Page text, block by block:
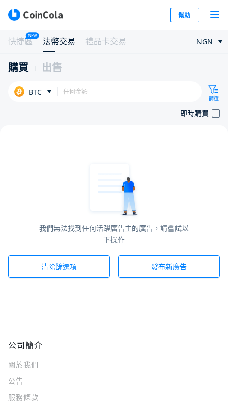
幫助
快捷區
NEW
法幣交易 禮品卡交易 NGN
購買 出售
BTC
篩選
即時購買
我們無法找到任何活躍廣告主的廣告，請嘗試以
下操作
清除篩選項 發布新廣告
公司簡介
關於我們
公告
服務條款